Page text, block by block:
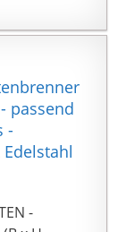
passend
-
Edelstahl
-